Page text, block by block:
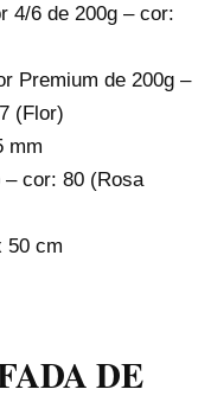
4/6 de 200g – cor:
Premium de 200g –
(Flor)
mm
– cor: 80 (Rosa
50 cm
DE